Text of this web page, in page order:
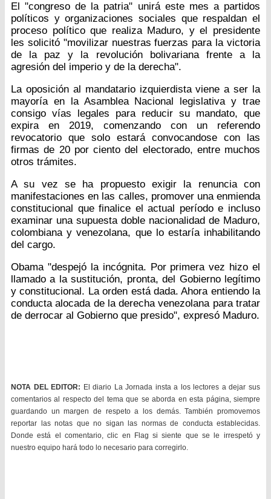
El "congreso de la patria" unirá este mes a partidos
políticos y organizaciones sociales que respaldan el
proceso político que realiza Maduro, y el presidente
les solicitó "movilizar nuestras fuerzas para la victoria
de la paz y la revolución bolivariana frente a la
agresión del imperio y de la derecha".
La oposición al mandatario izquierdista viene a ser la
mayoría en la Asamblea Nacional legislativa y trae
consigo vías legales para reducir su mandato, que
expira en 2019, comenzando con un referendo
revocatorio que solo estará convocandose con las
firmas de 20 por ciento del electorado, entre muchos
otros trámites.
A su vez se ha propuesto exigir la renuncia con
manifestaciones en las calles, promover una enmienda
constitucional que finalice el actual período e incluso
examinar una supuesta doble nacionalidad de Maduro,
colombiana y venezolana, que lo estaría inhabilitando
del cargo.
Obama "despejó la incógnita. Por primera vez hizo el
llamado a la sustitución, pronta, del Gobierno legítimo
y constitucional. La orden está dada. Ahora entiendo la
conducta alocada de la derecha venezolana para tratar
de derrocar al Gobierno que presido", expresó Maduro.
NOTA DEL EDITOR: El diario La Jornada insta a los lectores a dejar sus
comentarios al respecto del tema que se aborda en esta página, siempre
guardando un margen de respeto a los demás. También promovemos
reportar las notas que no sigan las normas de conducta establecidas.
Donde está el comentario, clic en Flag si siente que se le irrespetó y
nuestro equipo hará todo lo necesario para corregirlo.